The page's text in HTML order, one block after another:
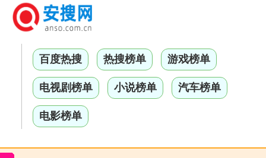
百度热搜 热搜榜单 游戏榜单
电视剧榜单 小说榜单 汽车榜单
电影榜单